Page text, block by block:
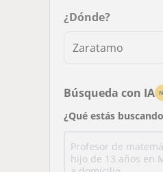
¿Dónde?
Búsqueda con IA
¿Qué estás